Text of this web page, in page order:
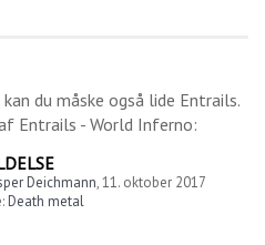
kan du måske også lide Entrails.
Entrails - World Inferno:
Deichmann,11. oktober 2017
Death metal